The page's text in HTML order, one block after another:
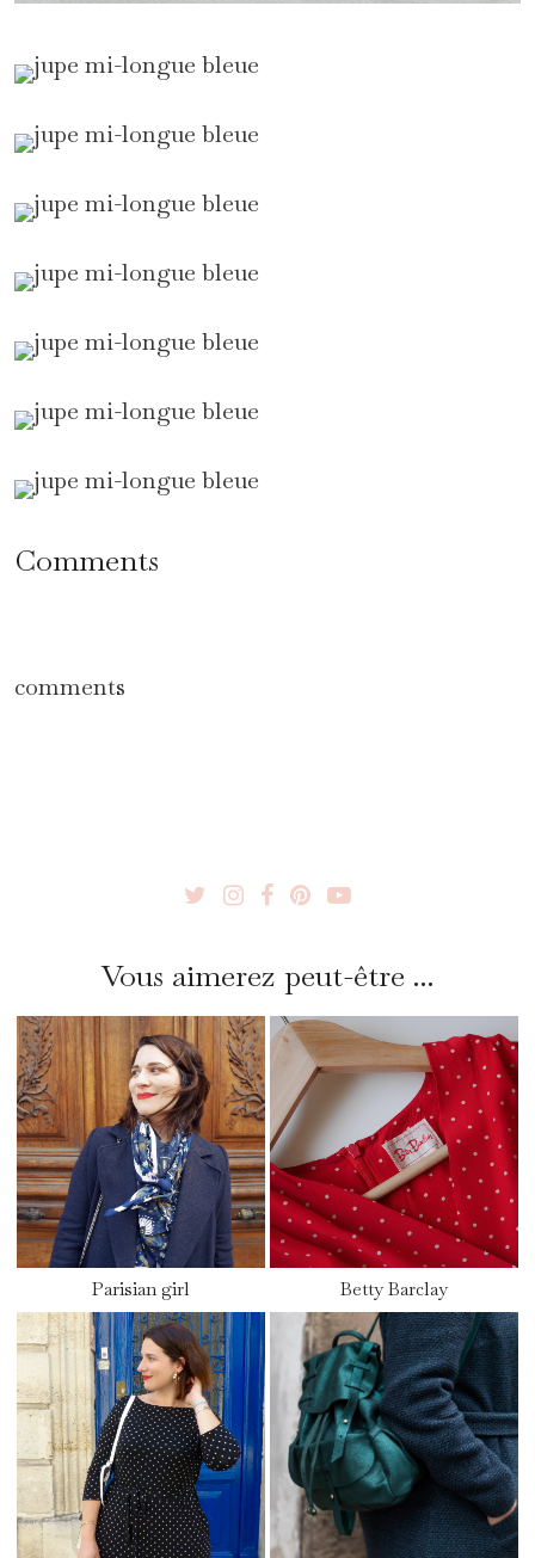
Comments
comments
Vous aimerez peut-être ...
Parisian girl Betty Barclay